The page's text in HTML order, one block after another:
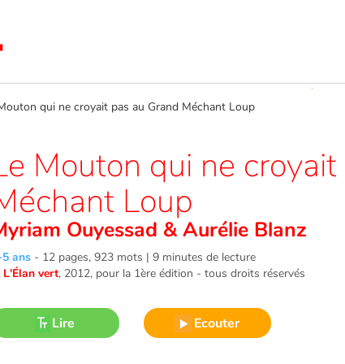
qui ne croyait pas au Grand Méchant Loup
Mouton qui ne
Loup
Ouyessad & Aurélie Blanz
ans - 12 pages, 923 mots | 9 minutes de lecture
L'Élan vert, 2012, pour la 1ère édition - tous droits réservés
Lire Ecouter